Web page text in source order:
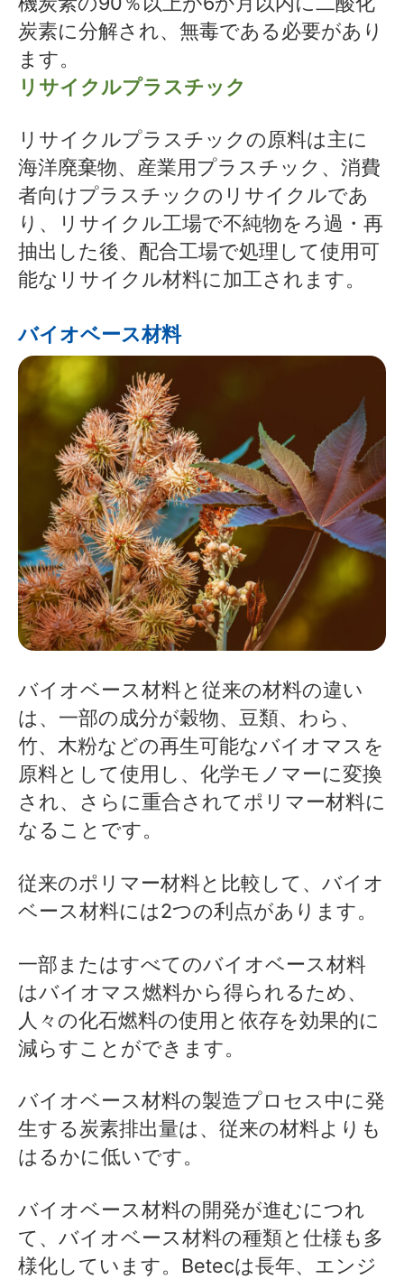
炭素に分解され、無毒である必要があり
ます。
リサイクルプラスチック
リサイクルプラスチックの原料は主に
海洋廃棄物、産業用プラスチック、消費
者向けプラスチックのリサイクルであ
り、リサイクル工場で不純物をろ過・再
抽出した後、配合工場で処理して使用可
能なリサイクル材料に加工されます。
バイオベース材料
バイオベース材料と従来の材料の違い
は、一部の成分が穀物、豆類、わら、
竹、木粉などの再生可能なバイオマスを
原料として使用し、化学モノマーに変換
され、さらに重合されてポリマー材料に
なることです。
従来のポリマー材料と比較して、バイオ
ベース材料には2つの利点があります。
一部またはすべてのバイオベース材料
はバイオマス燃料から得られるため、
人々の化石燃料の使用と依存を効果的に
減らすことができます。
バイオベース材料の製造プロセス中に発
生する炭素排出量は、従来の材料よりも
はるかに低いです。
バイオベース材料の開発が進むにつれ
て、バイオベース材料の種類と仕様も多
様化しています。Betecは長年、エンジ